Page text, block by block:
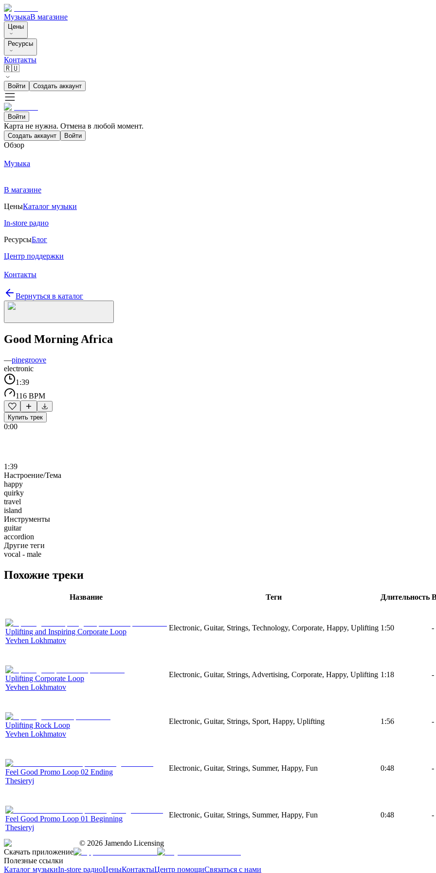
МузыкаВ магазине
Цены
Ресурсы
Контакты
🇷🇺
Войти Создать аккаунт
Войти
Карта не нужна. Отмена в любой момент.
Создать аккаунт Войти
Обзор
Музыка
В магазине
ЦеныКаталог музыки
In-store радио
РесурсыБлог
Центр поддержки
Контакты
Вернуться в каталог
Good Morning Africa
—pinegroove
electronic
1:39
116 BPM
Купить трек
0:00
1:39
Настроение/Тема
happy
quirky
travel
island
Инструменты
guitar
accordion
Другие теги
vocal - male
Похожие треки
Название Теги Длительность
Uplifting and Inspiring Corporate Loop
Yevhen Lokhmatov
Electronic, Guitar, Strings, Technology, Corporate, Happy, Uplifting 1:50 -
Uplifting Corporate Loop
Yevhen Lokhmatov
Electronic, Guitar, Strings, Advertising, Corporate, Happy, Uplifting 1:18 -
Uplifting Rock Loop
Yevhen Lokhmatov
Electronic, Guitar, Strings, Sport, Happy, Uplifting 1:56 -
Feel Good Promo Loop 02 Ending
Thesieryj
Electronic, Guitar, Strings, Summer, Happy, Fun 0:48 -
Feel Good Promo Loop 01 Beginning
Thesieryj
Electronic, Guitar, Strings, Summer, Happy, Fun 0:48 -
© 2026 Jamendo Licensing
Скачать приложение
Полезные ссылки
Каталог музыкиIn-store радиоЦеныКонтактыЦентр помощиСвязаться с нами